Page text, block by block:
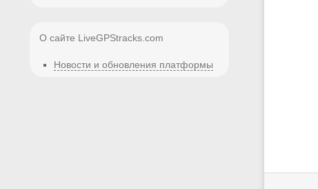
О сайте LiveGPStracks.com
Новости и обновления платформы